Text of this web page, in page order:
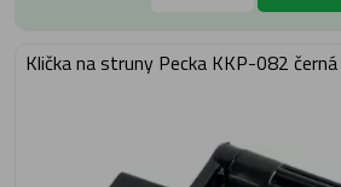
Klička na struny Pecka KKP-082 černá